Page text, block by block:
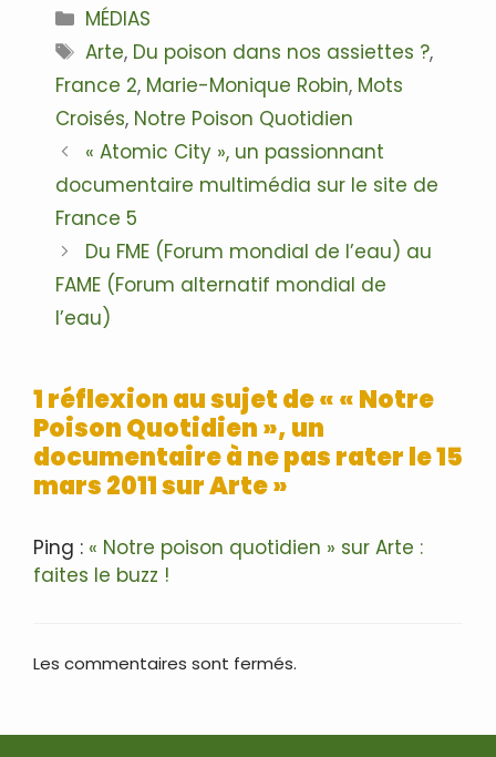
Catégories
MÉDIAS
Étiquettes
Arte, Du poison dans nos assiettes ?,
France 2, Marie-Monique Robin, Mots
Croisés, Notre Poison Quotidien
Navigation
des
« Atomic City », un passionnant
documentaire multimédia sur le site de
France 5
Du FME (Forum mondial de l’eau) au
FAME (Forum alternatif mondial de
l’eau)
1 réflexion au sujet de « « Notre
Poison Quotidien », un
documentaire à ne pas rater le 15
mars 2011 sur Arte »
Ping : « Notre poison quotidien » sur Arte :
faites le buzz !
Les commentaires sont fermés.